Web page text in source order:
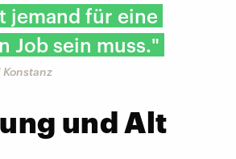
jemand für eine
Job sein muss."
und Alt